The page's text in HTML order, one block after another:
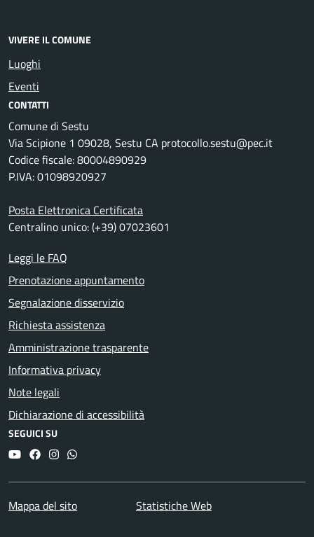
VIVERE IL COMUNE
Luoghi
Eventi
CONTATTI
Comune di Sestu
Via Scipione 1 09028, Sestu CA protocollo.sestu@pec.it
Codice fiscale: 80004890929
P.IVA: 01098920927
Posta Elettronica Certificata
Centralino unico: (+39) 07023601
Leggi le FAQ
Prenotazione appuntamento
Segnalazione disservizio
Richiesta assistenza
Amministrazione trasparente
Informativa privacy
Note legali
Dichiarazione di accessibilità
SEGUICI SU
YouTubeFacebookInstagram
Whatsapp
Mappa del sito Statistiche Web